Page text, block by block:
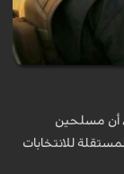
أن مسلحين
للانتخابات